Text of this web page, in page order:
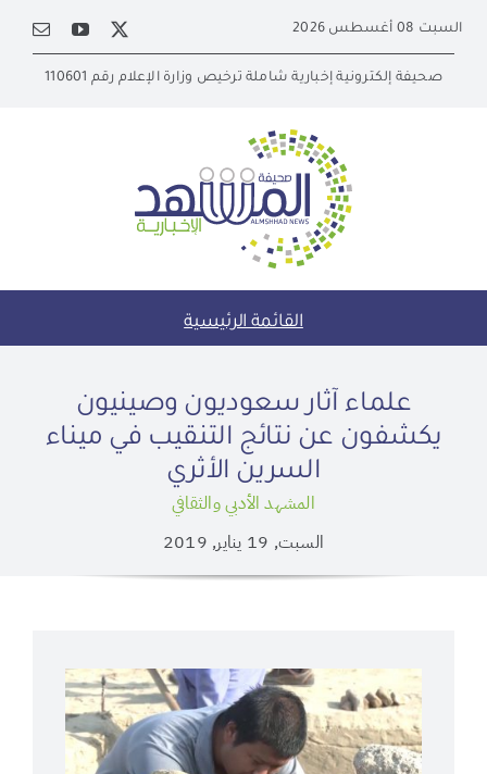
content
السبت 08 أغسطس 2026
صحيفة إلكترونية إخبارية شاملة ترخيص وزارة الإعلام رقم 110601
القائمة الرئيسية
علماء آثار سعوديون وصينيون
يكشفون عن نتائج التنقيب في ميناء
السرين الأثري
المشهد الأدبي والثقافي
السبت, 19 يناير, 2019